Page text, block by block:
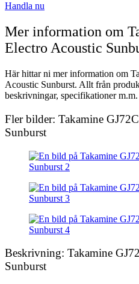
Handla nu
Mer information om
Electro Acoustic
Här hittar ni mer information om
Acoustic Sunburst. Allt från
beskrivningar, specifikationer m.m.
Fler bilder: Takamine
Sunburst
Beskrivning: Takamine
Sunburst